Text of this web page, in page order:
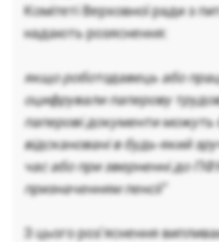
Комітеті Верховної ради з
надають розяснення:
якщо роботодавець або
оцифрували паперову
паперові документи можуть
відскановані в будь-який
час або при зверненні до
призначенням пенсії"
З цього роз’яснення